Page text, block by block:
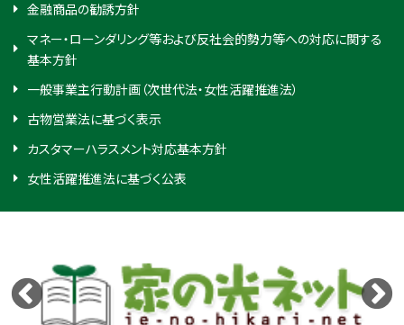
金融商品の勧誘方針
マネー・ローンダリング等および反社会的勢力等への対応に関する
基本方針
一般事業主行動計画（次世代法・女性活躍推進法）
古物営業法に基づく表示
カスタマーハラスメント対応基本方針
女性活躍推進法に基づく公表